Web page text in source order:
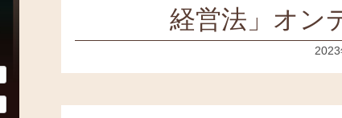
経営法」オン